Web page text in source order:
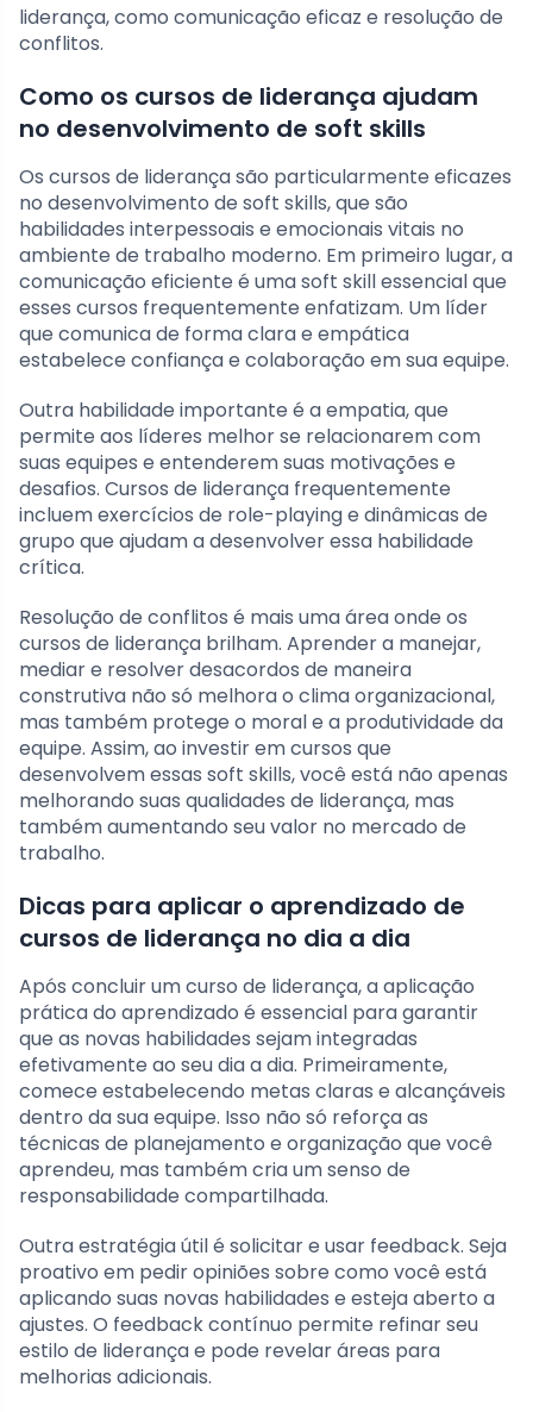
liderança, como comunicação eficaz e resolução de
conflitos.
Como os cursos de liderança ajudam
no desenvolvimento de soft skills
Os cursos de liderança são particularmente eficazes
no desenvolvimento de soft skills, que são
habilidades interpessoais e emocionais vitais no
ambiente de trabalho moderno. Em primeiro lugar, a
comunicação eficiente é uma soft skill essencial que
esses cursos frequentemente enfatizam. Um líder
que comunica de forma clara e empática
estabelece confiança e colaboração em sua equipe.
Outra habilidade importante é a empatia, que
permite aos líderes melhor se relacionarem com
suas equipes e entenderem suas motivações e
desafios. Cursos de liderança frequentemente
incluem exercícios de role-playing e dinâmicas de
grupo que ajudam a desenvolver essa habilidade
crítica.
Resolução de conflitos é mais uma área onde os
cursos de liderança brilham. Aprender a manejar,
mediar e resolver desacordos de maneira
construtiva não só melhora o clima organizacional,
mas também protege o moral e a produtividade da
equipe. Assim, ao investir em cursos que
desenvolvem essas soft skills, você está não apenas
melhorando suas qualidades de liderança, mas
também aumentando seu valor no mercado de
trabalho.
Dicas para aplicar o aprendizado de
cursos de liderança no dia a dia
Após concluir um curso de liderança, a aplicação
prática do aprendizado é essencial para garantir
que as novas habilidades sejam integradas
efetivamente ao seu dia a dia. Primeiramente,
comece estabelecendo metas claras e alcançáveis
dentro da sua equipe. Isso não só reforça as
técnicas de planejamento e organização que você
aprendeu, mas também cria um senso de
responsabilidade compartilhada.
Outra estratégia útil é solicitar e usar feedback. Seja
proativo em pedir opiniões sobre como você está
aplicando suas novas habilidades e esteja aberto a
ajustes. O feedback contínuo permite refinar seu
estilo de liderança e pode revelar áreas para
melhorias adicionais.